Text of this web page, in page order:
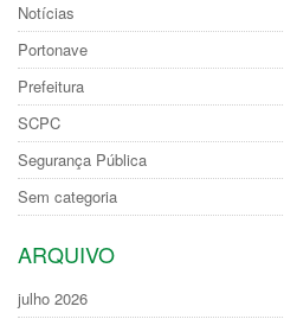
Notícias
Portonave
Prefeitura
SCPC
Segurança Pública
Sem categoria
ARQUIVO
julho 2026